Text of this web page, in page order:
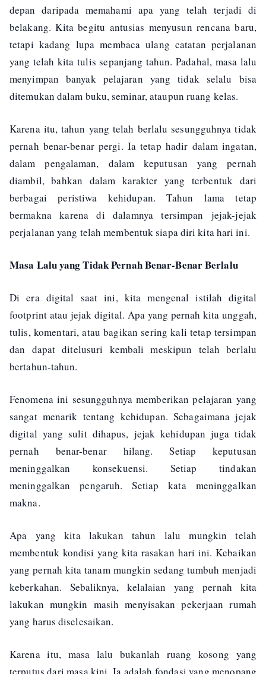
depan daripada memahami apa yang telah terjadi di
belakang. Kita begitu antusias menyusun rencana baru,
tetapi kadang lupa membaca ulang catatan perjalanan
yang telah kita tulis sepanjang tahun. Padahal, masa lalu
menyimpan banyak pelajaran yang tidak selalu bisa
ditemukan dalam buku, seminar, ataupun ruang kelas.
Karena itu, tahun yang telah berlalu sesungguhnya tidak
pernah benar-benar pergi. Ia tetap hadir dalam ingatan,
dalam pengalaman, dalam keputusan yang pernah
diambil, bahkan dalam karakter yang terbentuk dari
berbagai peristiwa kehidupan. Tahun lama tetap
bermakna karena di dalamnya tersimpan jejak-jejak
perjalanan yang telah membentuk siapa diri kita hari ini.
Masa Lalu yang Tidak Pernah Benar-Benar Berlalu
Di era digital saat ini, kita mengenal istilah digital
footprint atau jejak digital. Apa yang pernah kita unggah,
tulis, komentari, atau bagikan sering kali tetap tersimpan
dan dapat ditelusuri kembali meskipun telah berlalu
bertahun-tahun.
Fenomena ini sesungguhnya memberikan pelajaran yang
sangat menarik tentang kehidupan. Sebagaimana jejak
digital yang sulit dihapus, jejak kehidupan juga tidak
pernah benar-benar hilang. Setiap keputusan
meninggalkan konsekuensi. Setiap tindakan
meninggalkan pengaruh. Setiap kata meninggalkan
makna.
Apa yang kita lakukan tahun lalu mungkin telah
membentuk kondisi yang kita rasakan hari ini. Kebaikan
yang pernah kita tanam mungkin sedang tumbuh menjadi
keberkahan. Sebaliknya, kelalaian yang pernah kita
lakukan mungkin masih menyisakan pekerjaan rumah
yang harus diselesaikan.
Karena itu, masa lalu bukanlah ruang kosong yang
terputus dari masa kini. Ia adalah fondasi yang menopang